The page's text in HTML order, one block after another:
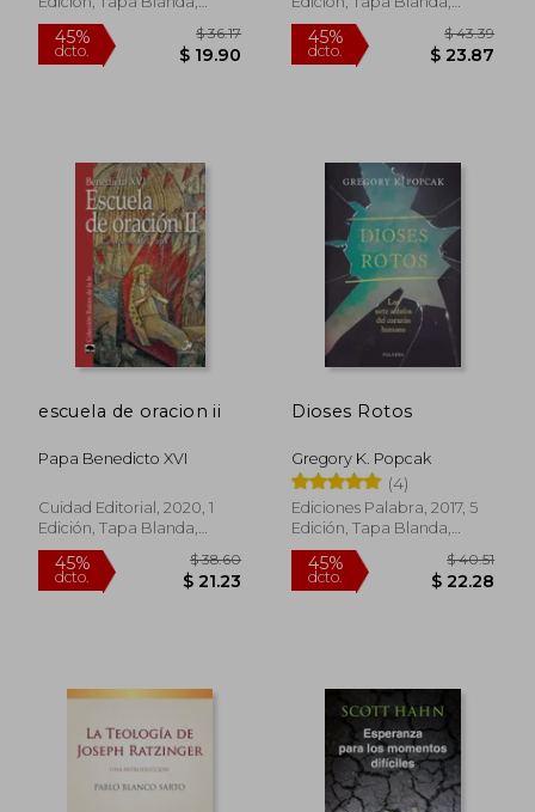
Nuevo
dcto.
Nuevo
45%
dcto.
escuela de oracion ii
Papa Benedicto XVI
Cuidad Editorial, 2020, 1
Edición, Tapa Blanda,
Nuevo
Dioses Rotos
Gregory K. Popcak
(4)
Ediciones Palabra, 2017, 5
Edición, Tapa Blanda,
Nuevo